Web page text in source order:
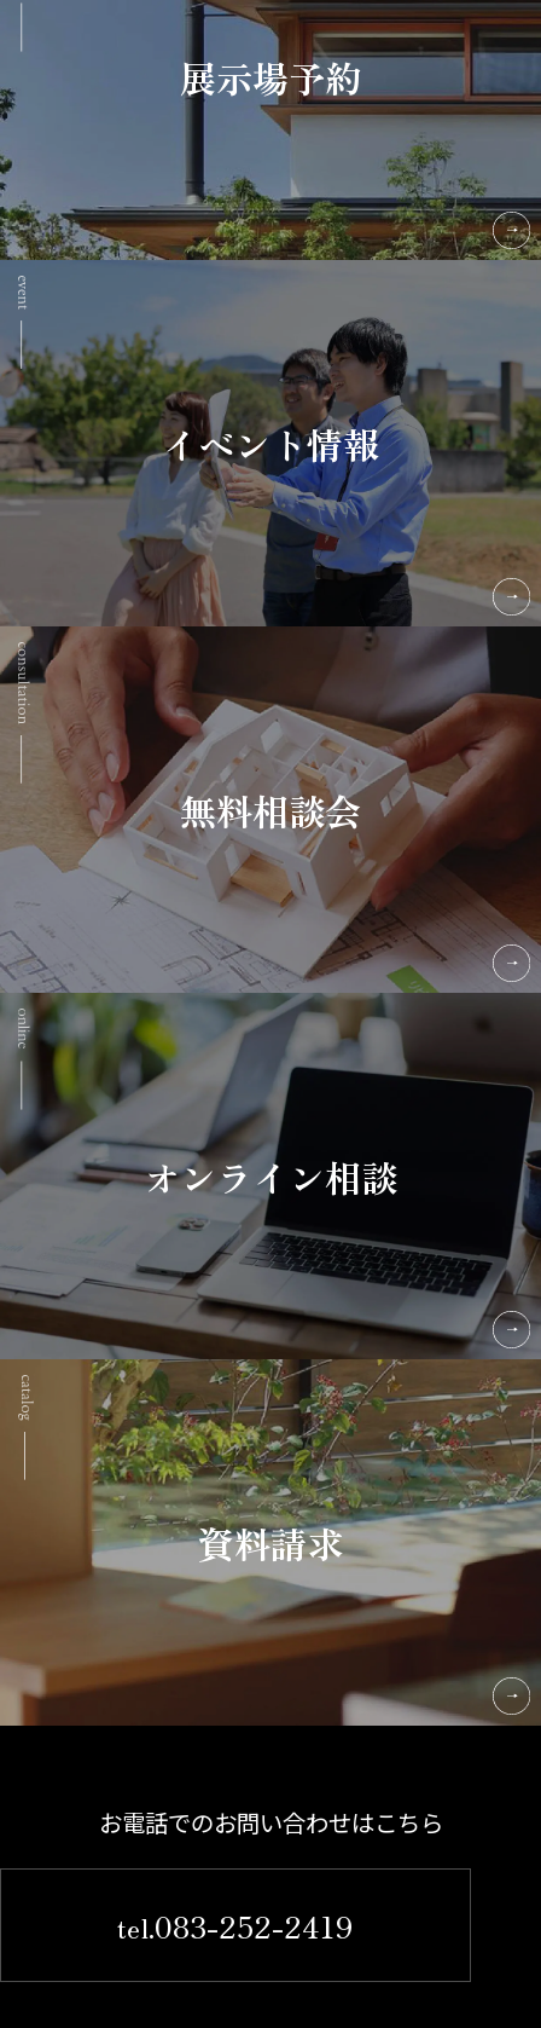
展示場予約
イベント情報
無料相談会
オンライン相談
資料請求
お電話でのお問い合わせはこちら
tel.083-252-2419